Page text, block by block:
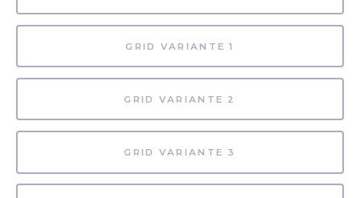
GRID VARIANTE 1
GRID VARIANTE 2
GRID VARIANTE 3